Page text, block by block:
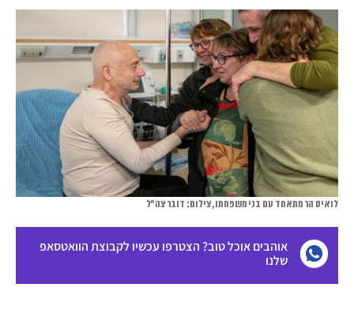
לואיס הר מתאחד עם בני משפחתו, צילום: דובר צה"ל
אוהבים אוכל טוב? הצטרפו עכשיו לקבוצת הוואטסאפ
שלנו